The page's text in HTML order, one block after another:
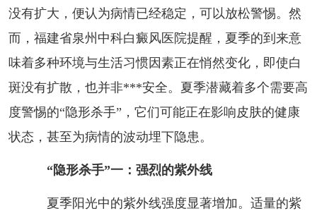
没有扩大，便认为病情已经稳定，可以放松警惕。然
而，福建省泉州中科白癜风医院提醒，夏季的到来意
味着多种环境与生活习惯因素正在悄然变化，即使白
斑没有扩散，也并非***安全。夏季潜藏着多个需要高
度警惕的“隐形杀手”，它们可能正在影响皮肤的健康
状态，甚至为病情的波动埋下隐患。
“隐形杀手”一：强烈的紫外线
夏季阳光中的紫外线强度显著增加。适量的紫